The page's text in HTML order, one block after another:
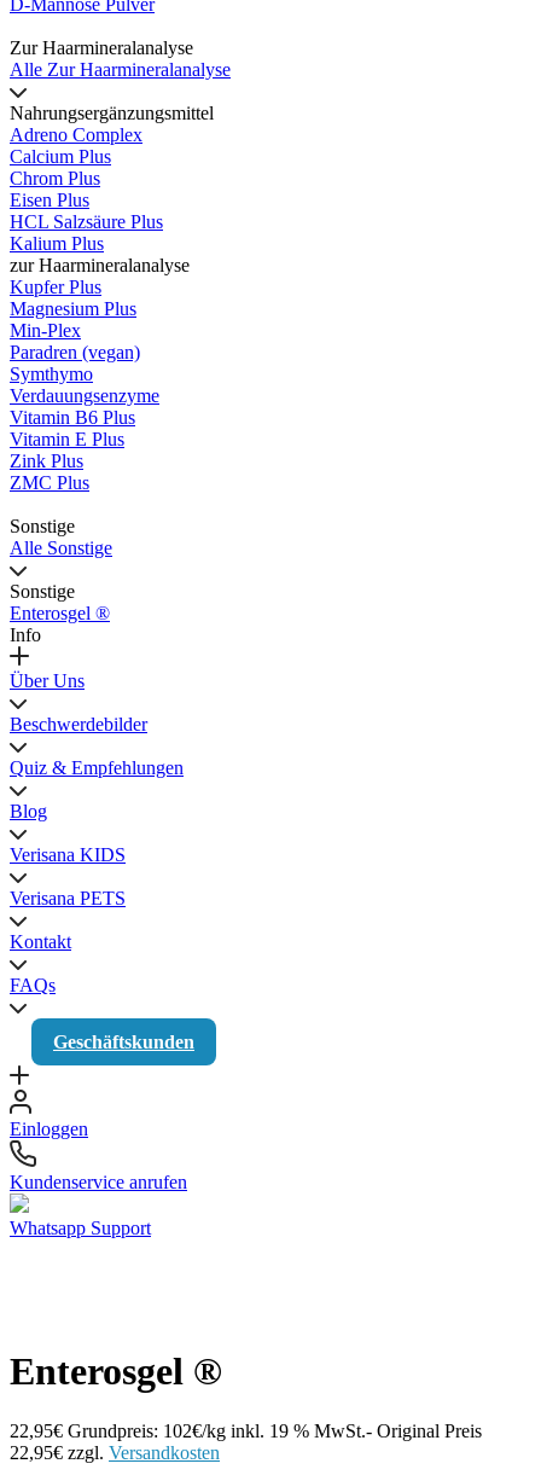
Zur Haarmineralanalyse
Alle Zur Haarmineralanalyse
Nahrungsergänzungsmittel
Adreno Complex
Calcium Plus
Chrom Plus
Eisen Plus
HCL Salzsäure Plus
Kalium Plus
zur Haarmineralanalyse
Kupfer Plus
Magnesium Plus
Min-Plex
Paradren (vegan)
Symthymo
Verdauungsenzyme
Vitamin B6 Plus
Vitamin E Plus
Zink Plus
ZMC Plus
Sonstige
Alle Sonstige
Sonstige
Enterosgel ®
Info
Über Uns
Beschwerdebilder
Quiz & Empfehlungen
Blog
Verisana KIDS
Verisana PETS
Kontakt
FAQs
Geschäftskunden
Einloggen
Kundenservice anrufen
Whatsapp Support
Enterosgel ®
22,95€ Grundpreis: 102€/kg inkl. 19 % MwSt.- Original Preis
22,95€ zzgl. Versandkosten